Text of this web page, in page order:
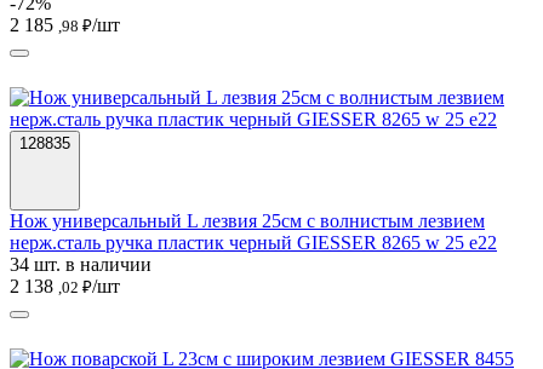
2 185 ,98 ₽/шт
128835
Нож универсальный L лезвия 25см с волнистым лезвием
нерж.сталь ручка пластик черный GIESSER 8265 w 25 e22
34 шт. в наличии
2 138 ,02 ₽/шт